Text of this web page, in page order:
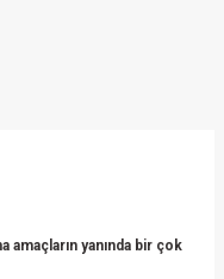
yanında bir çok